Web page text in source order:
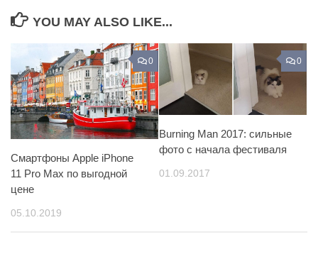
YOU MAY ALSO LIKE...
0
Смартфоны Apple iPhone
11 Pro Max по выгодной
цене
05.10.2019
0
Burning Man 2017: сильные
фото с начала фестиваля
01.09.2017